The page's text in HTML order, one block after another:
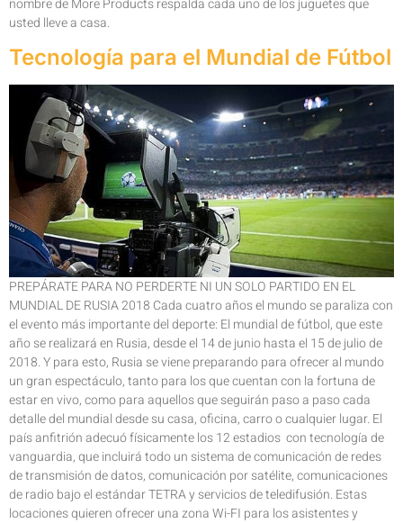
nombre de More Products respalda cada uno de los juguetes que
usted lleve a casa.
Tecnología para el Mundial de Fútbol
PREPÁRATE PARA NO PERDERTE NI UN SOLO PARTIDO EN EL
MUNDIAL DE RUSIA 2018 Cada cuatro años el mundo se paraliza con
el evento más importante del deporte: El mundial de fútbol, que este
año se realizará en Rusia, desde el 14 de junio hasta el 15 de julio de
2018. Y para esto, Rusia se viene preparando para ofrecer al mundo
un gran espectáculo, tanto para los que cuentan con la fortuna de
estar en vivo, como para aquellos que seguirán paso a paso cada
detalle del mundial desde su casa, oficina, carro o cualquier lugar. El
país anfitrión adecuó físicamente los 12 estadios con tecnología de
vanguardia, que incluirá todo un sistema de comunicación de redes
de transmisión de datos, comunicación por satélite, comunicaciones
de radio bajo el estándar TETRA y servicios de teledifusión. Estas
locaciones quieren ofrecer una zona Wi-FI para los asistentes y